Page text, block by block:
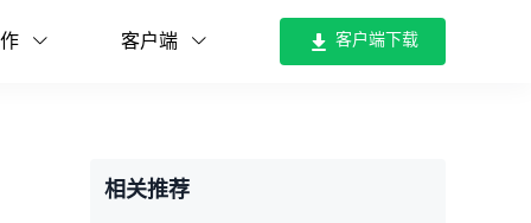
客户端 客户端下载
相关推荐